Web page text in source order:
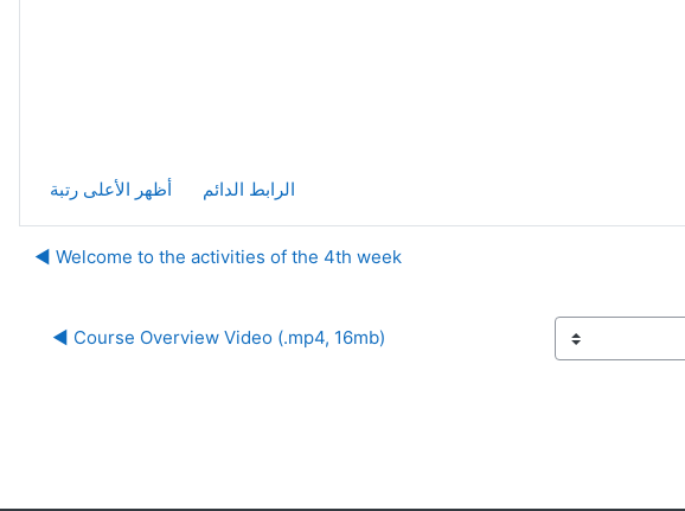
الرابط الدائم أظهر الأعلى رتبة
Welcome to the activities of the 4th week ◀︎
Course Overview Video (.mp4, 16mb) ◀︎